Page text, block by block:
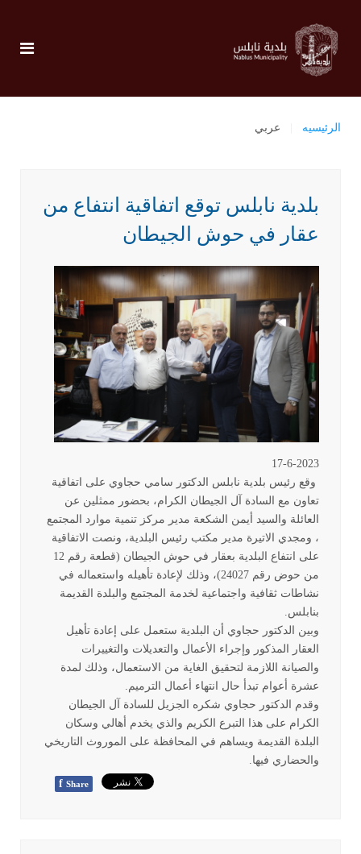
الرئيسيه عربي
بلدية نابلس توقع اتفاقية انتفاع من
عقار في حوش الجيطان
17-6-2023
وقع رئيس بلدية نابلس الدكتور سامي حجاوي على اتفاقية
تعاون مع السادة آل الجيطان الكرام، بحضور ممثلين عن
العائلة والسيد أيمن الشكعة مدير مركز تنمية موارد المجتمع
، ومجدي الاتيرة مدير مكتب رئيس البلدية، ونصت الاتفاقية
على انتفاع البلدية بعقار في حوش الجيطان (قطعة رقم 12
من حوض رقم 24027)، وذلك لإعادة تأهيله واستعماله في
نشاطات ثقافية واجتماعية لخدمة المجتمع والبلدة القديمة
بنابلس.
وبين الدكتور حجاوي أن البلدية ستعمل على إعادة تأهيل
العقار المذكور وإجراء الأعمال والتعديلات والتغييرات
والصيانة اللازمة لتحقيق الغاية من الاستعمال، وذلك لمدة
عشرة أعوام تبدأ حال انتهاء أعمال الترميم.
وقدم الدكتور حجاوي شكره الجزيل للسادة آل الجيطان
الكرام على هذا التبرع الكريم والذي يخدم أهالي وسكان
البلدة القديمة ويساهم في المحافظة على الموروث التاريخي
والحضاري فيها.
f Share